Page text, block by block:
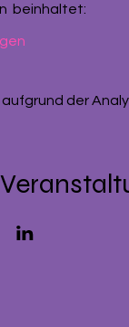
beinhaltet:
der